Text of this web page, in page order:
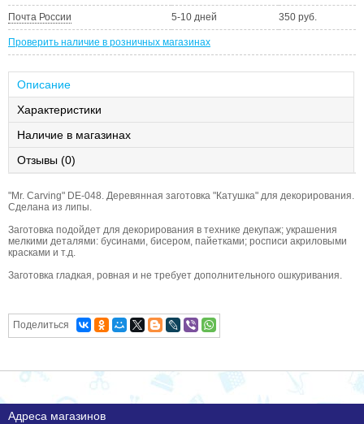
Почта России 5-10 дней 350 руб.
Проверить наличие в розничных магазинах
Описание
Характеристики
Наличие в магазинах
Отзывы (0)
"Mr. Carving" DE-048. Деревянная заготовка "Катушка" для декорирования.
Сделана из липы.
Заготовка подойдет для декорирования в технике декупаж; украшения
мелкими деталями: бусинами, бисером, пайетками; росписи акриловыми
красками и т.д.
Заготовка гладкая, ровная и не требует дополнительного ошкуривания.
Поделиться
Адреса магазинов